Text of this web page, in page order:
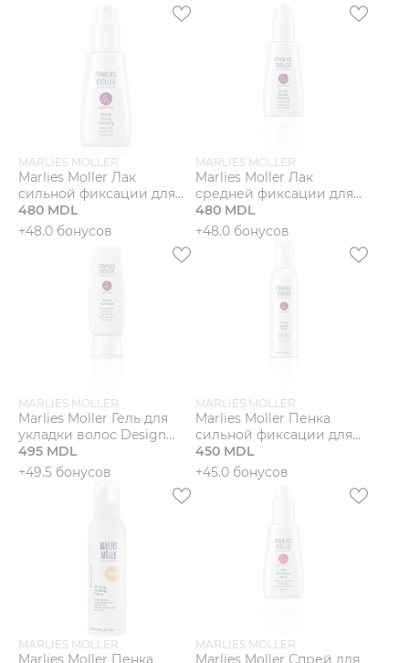
MARLIES MOLLER
Marlies Moller Лак
сильной фиксации для
укладки волос Finally
Strong
480 MDL
+48.0 бонусов
MARLIES MOLLER
Marlies Moller Лак
средней фиксации для
укладки волос Finally
Flexible
480 MDL
+48.0 бонусов
MARLIES MOLLER
Marlies Moller Гель для
укладки волос Design
Styling
495 MDL
+49.5 бонусов
MARLIES MOLLER
Marlies Moller Пенка
сильной фиксации для
укладки волос Strong
Styling
450 MDL
+45.0 бонусов
MARLIES MOLLER
Marlies Moller Пенка
MARLIES MOLLER
Marlies Moller Спрей для